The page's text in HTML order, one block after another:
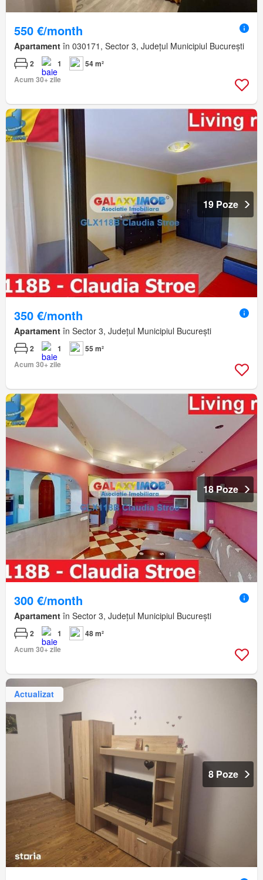
550 €/month
Apartament în 030171, Sector 3, Județul Municipiul București
2 1
54 m²
Acum 30+ zile
19 Poze
350 €/month
Apartament în Sector 3, Județul Municipiul București
2 1
55 m²
Acum 30+ zile
18 Poze
300 €/month
Apartament în Sector 3, Județul Municipiul București
2 1
48 m²
Acum 30+ zile
Actualizat
8 Poze